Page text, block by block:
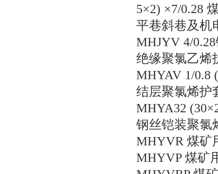
5×2) ×7/0.28
平巷斜巷及机
MHJYV 4/
绝缘聚氯乙烯
MHYAV 1/0.8
结层聚氯烯护
MHYA32
钢丝铠装聚氯
MHYVR 煤矿
MHYVP 煤矿